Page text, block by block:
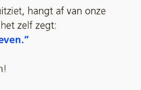
samen te brengen,